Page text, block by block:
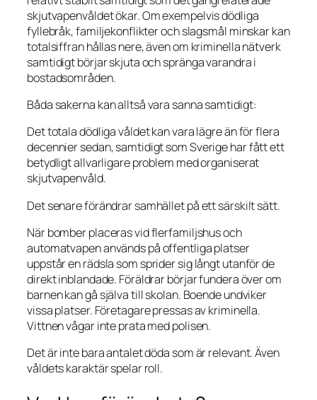
skjutvapenvåldet ökar. Om exempelvis dödliga
fyllebråk, familjekonflikter och slagsmål minskar kan
totalsiffran hållas nere, även om kriminella nätverk
samtidigt börjar skjuta och spränga varandra i
bostadsområden.
Båda sakerna kan alltså vara sanna samtidigt:
Det totala dödliga våldet kan vara lägre än för flera
decennier sedan, samtidigt som Sverige har fått ett
betydligt allvarligare problem med organiserat
skjutvapenvåld.
Det senare förändrar samhället på ett särskilt sätt.
När bomber placeras vid flerfamiljshus och
automatvapen används på offentliga platser
uppstår en rädsla som sprider sig långt utanför de
direkt inblandade. Föräldrar börjar fundera över om
barnen kan gå själva till skolan. Boende undviker
vissa platser. Företagare pressas av kriminella.
Vittnen vågar inte prata med polisen.
Det är inte bara antalet döda som är relevant. Även
våldets karaktär spelar roll.